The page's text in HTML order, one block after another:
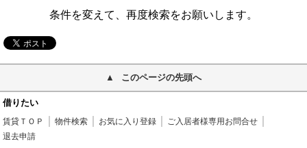
条件を変えて、再度検索をお願いします。
このページの先頭へ
借りたい
賃貸ＴＯＰ 物件検索 お気に入り登録
ご入居者様専用お問合せ
退去申請